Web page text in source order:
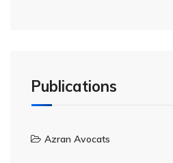
Publications
Azran Avocats